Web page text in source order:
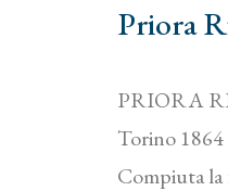
Priora
PRIORA
Torino
Compiuta la